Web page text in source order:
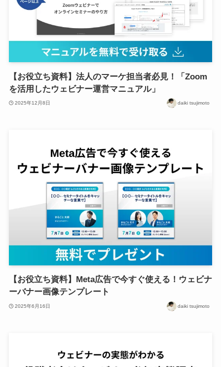
【お役立ち資料】法人のマーケ担当者必見！「Zoom
を活用したウェビナー運営マニュアル」
2025年12月8日 daiki tsujimoto
【お役立ち資料】Meta広告で今すぐ使える！ウェビナ
ーバナー画像テンプレート
2025年6月16日 daiki tsujimoto